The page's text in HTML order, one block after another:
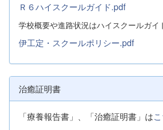
Ｒ６ハイスクールガイド.pdf
学校概要や進路状況はハイスクールガイ
伊工定・スクールポリシー.pdf
治癒証明書
「療養報告書」、「治癒証明書」は